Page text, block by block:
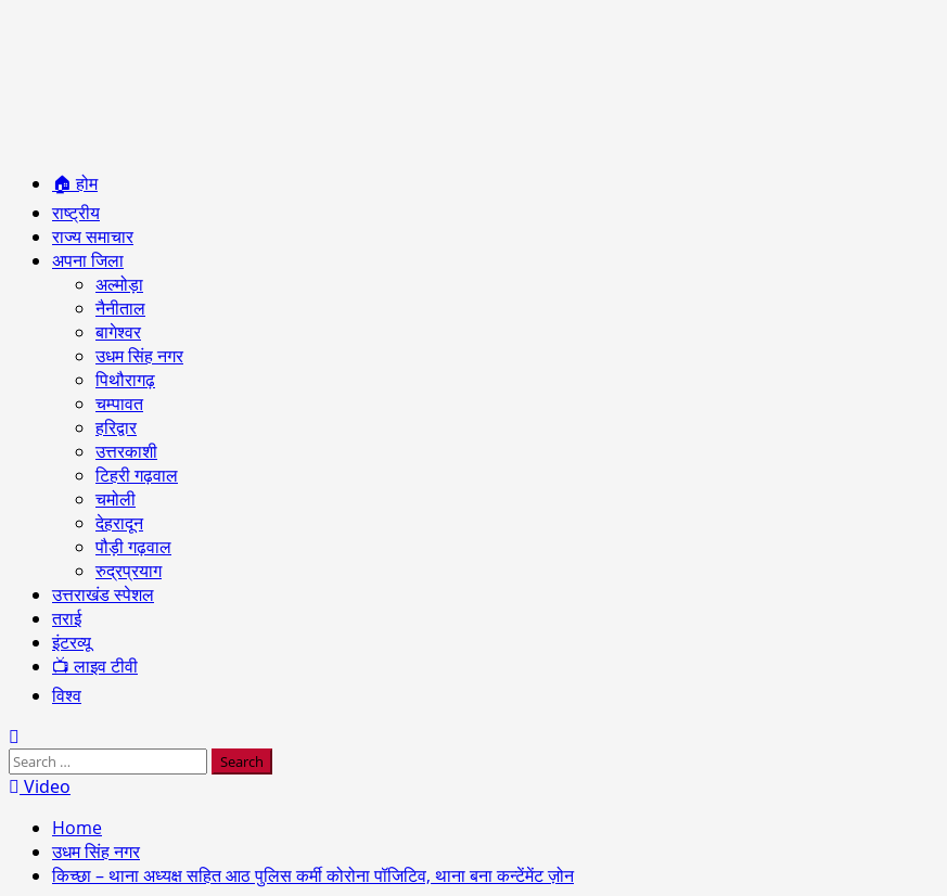
Primary
Menu
🏠 होम
राष्ट्रीय
राज्य समाचार
अपना जिला
अल्मोड़ा
नैनीताल
बागेश्वर
उधम सिंह नगर
पिथौरागढ़
चम्पावत
हरिद्वार
उत्तरकाशी
टिहरी गढ़वाल
चमोली
देहरादून
पौड़ी गढ़वाल
रुद्रप्रयाग
उत्तराखंड स्पेशल
तराई
इंटरव्यू
📺 लाइव टीवी
विश्व
Search
for:Video
Home
उधम सिंह नगर
किच्छा – थाना अध्यक्ष सहित आठ पुलिस कर्मी कोरोना पॉजिटिव, थाना बना कन्टेंमेंट ज़ोन